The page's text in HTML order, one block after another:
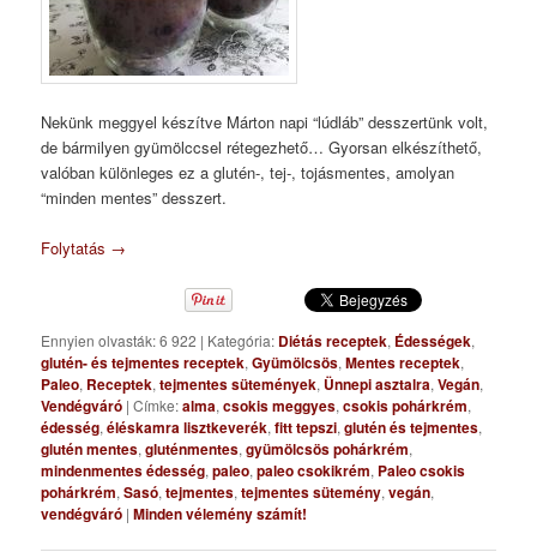
Nekünk meggyel készítve Márton napi “lúdláb” desszertünk volt,
de bármilyen gyümölccsel rétegezhető… Gyorsan elkészíthető,
valóban különleges ez a glutén-, tej-, tojásmentes, amolyan
“minden mentes” desszert.
Folytatás →
Ennyien olvasták: 6 922 | Kategória: Diétás receptek, Édességek,
glutén- és tejmentes receptek,Gyümölcsös,Mentes receptek,
Paleo, Receptek,tejmentes sütemények, Ünnepi asztalra,Vegán,
Vendégváró |Címke:alma,csokis meggyes,csokis pohárkrém,
édesség,éléskamra lisztkeverék,fitt tepszi,glutén és tejmentes,
glutén mentes,gluténmentes,gyümölcsös pohárkrém,
mindenmentes édesség,paleo,paleo csokikrém, Paleo csokis
pohárkrém,Sasó,tejmentes,tejmentes sütemény,vegán,
vendégváró |Minden vélemény számít!